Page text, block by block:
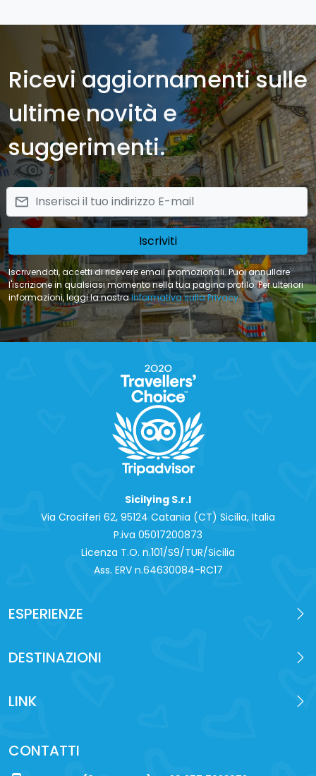
Ricevi aggiornamenti sulle
ultime novità e
suggerimenti.
email
Iscriviti
Iscrivendoti, accetti di ricevere email promozionali. Puoi annullare
l'iscrizione in qualsiasi momento nella tua pagina profilo. Per ulteriori
informazioni, leggi la nostraInformativa sulla Privacy
Sicilying S.r.l
Via Crociferi 62, 95124 Catania (CT) Sicilia, Italia
P.iva 0‍5017200873
Licenza T.O. n.101/S9/TUR/Sicilia
Ass. ERV n.64630084-RC17
ESPERIENZE
DESTINAZIONI
LINK
CONTATTI